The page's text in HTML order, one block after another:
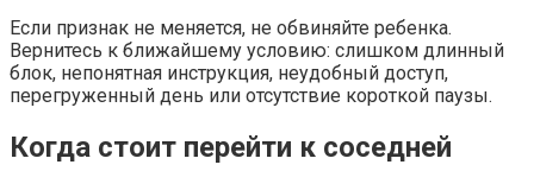
Если признак не меняется, не обвиняйте ребенка.
Вернитесь к ближайшему условию: слишком длинный
блок, непонятная инструкция, неудобный доступ,
перегруженный день или отсутствие короткой паузы.
Когда стоит перейти к соседней